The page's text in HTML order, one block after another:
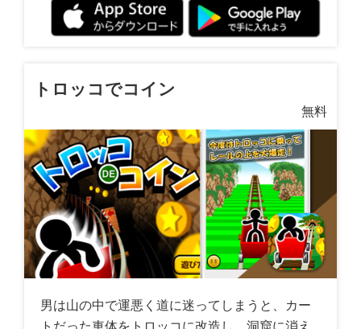
トロッコでコイン
無料
男は山の中で運悪く道に迷ってしまうと、カー